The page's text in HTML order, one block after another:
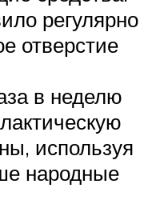
регулярно
отверстие
в неделю
используя
народные